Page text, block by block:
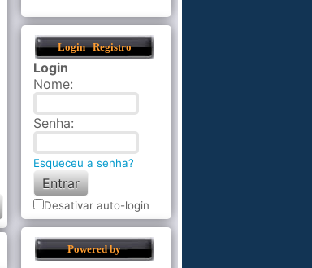
Login Registro
Login
Nome:
Senha:
Esqueceu a senha?
Desativar auto-login
Powered by